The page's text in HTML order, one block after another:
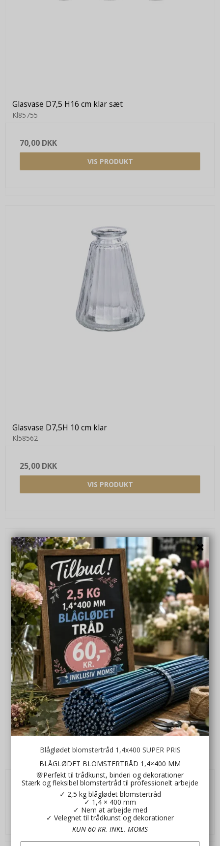
Glasvase D7,5 H16 cm klar sæt
Kl85755
70,00 DKK
VIS PRODUKT
Glasvase D7,5H 10 cm klar
Kl58562
25,00 DKK
VIS PRODUKT
Reagensglas 6x35 uden krave
La42775009
2,00 DKK
VIS PRODUKT
Blåglødet blomstertråd 1,4x400 SUPER PRIS
BLÅGLØDET BLOMSTERTRÅD 1,4×400 MM
🌸Perfekt til trådkunst, binderi og dekorationer
Stærk og fleksibel blomstertråd til professionelt arbejde
✓ 2,5 kg blåglødet blomstertråd
✓ 1,4 × 400 mm
✓ Nem at arbejde med
✓ Velegnet til trådkunst og dekorationer
KUN 60 KR. INKL. MOMS